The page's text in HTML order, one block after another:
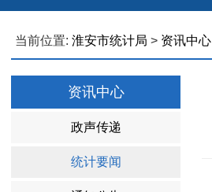
当前位置: 淮安市统计局 > 资讯中心
资讯中心
政声传递
统计要闻